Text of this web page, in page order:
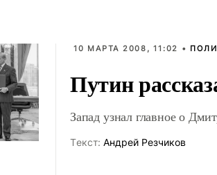
10 МАРТА 2008, 11:02 •
Путин
Запад узнал главное о
Tекст: Андрей Резчиков